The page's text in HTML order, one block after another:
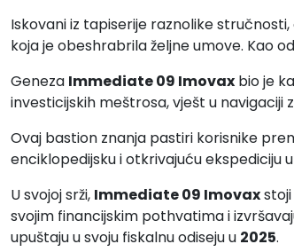
Iskovani iz tapiserije raznolike
koja je obeshrabrila željne umove. Kao
Geneza Immediate 09 Imovax bio je
investicijskih meštrosa, vješt u
Ovaj bastion znanja pastiri korisnike
enciklopedijsku i otkrivajuću ekspediciju
U svojoj srži, Immediate 09 Imovax
svojim financijskim pothvatima i
upuštaju u svoju fiskalnu odiseju u 2025.